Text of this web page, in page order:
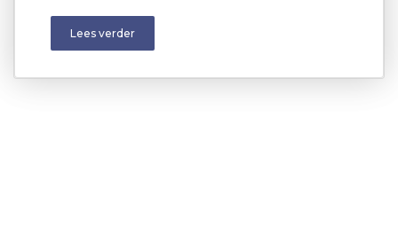
Lees verder